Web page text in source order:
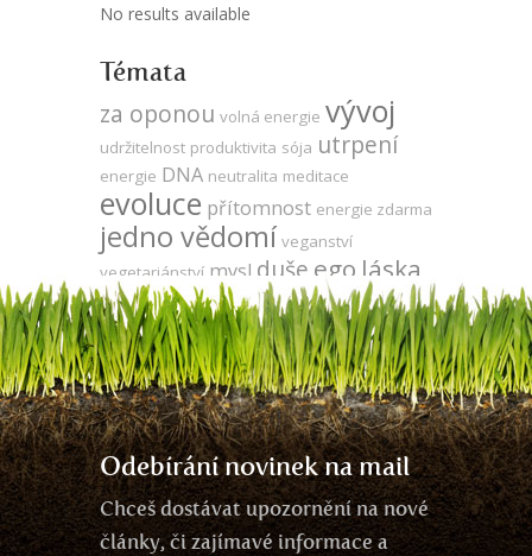
No results available
Témata
za oponou volná energie vývoj
udržitelnost produktivita sója utrpení
energie DNA neutralita meditace
evoluce přítomnost energie zdarma
jedno vědomí veganství
vegetariánství mysl duše ego láska
komunikace Keshe síla odlesňování
propojenostzdravístrach
zodpovědnost gmo léčení čas
agrese Tesla kooperace Země
Odebírání novinek na mail
Chceš dostávat upozornění na nové
články, či zajímavé informace a